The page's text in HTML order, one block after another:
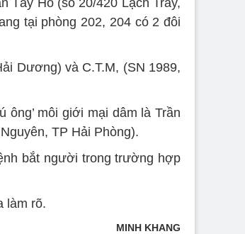
tại phòng 202, 204 có 2 đôi
Dương) và C.T.M, (SN 1989,
ông’ môi giới mại dâm là Trần
TP Hải Phòng).
bắt người trong trường hợp
làm rõ.
MINH KHANG